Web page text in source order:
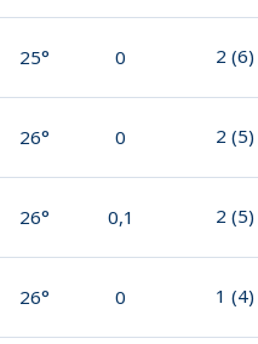
25° 0 2 (6)
26° 0 2 (5)
26° 0,1 2 (5)
26° 0 1 (4)